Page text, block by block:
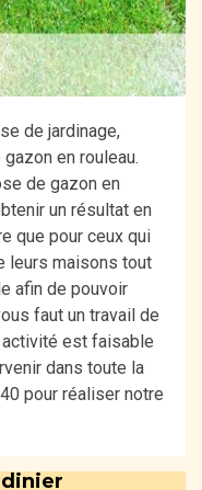
de jardinage,
en rouleau.
de gazon en
un résultat en
que pour ceux qui
leurs maisons tout
afin de pouvoir
faut un travail de
activité est faisable
dans toute la
pour réaliser notre